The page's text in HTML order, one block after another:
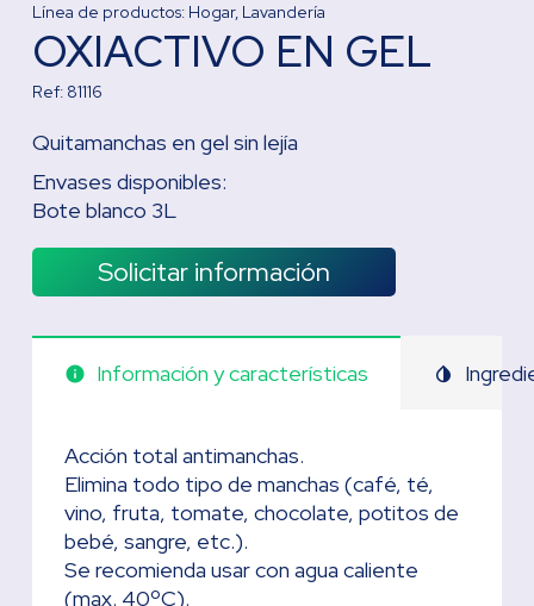
Línea de productos: Hogar, Lavandería
OXIACTIVO EN GEL
Ref: 81116
Quitamanchas en gel sin lejía
Envases disponibles:
Bote blanco 3L
Solicitar información
info Información y características invert_colors
Acción total antimanchas.
Elimina todo tipo de manchas (café, té,
vino, fruta, tomate, chocolate, potitos de
bebé, sangre, etc.).
Se recomienda usar con agua caliente
(max. 40ºC).